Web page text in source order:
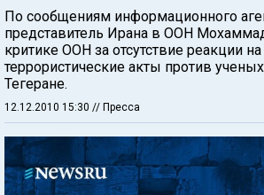
По сообщениям информационного
представитель Ирана в ООН
критике ООН за отсутствие реакции
террористические акты против
Тегеране.
12.12.2010 15:30 // Пресса